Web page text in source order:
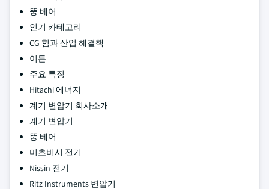
뚱 베어
인기 카테고리
CG 힘과 산업 해결책
이튼
주요 특징
Hitachi 에너지
계기 변압기 회사소개
계기 변압기
뚱 베어
미츠비시 전기
Nissin 전기
Ritz Instruments 변압기